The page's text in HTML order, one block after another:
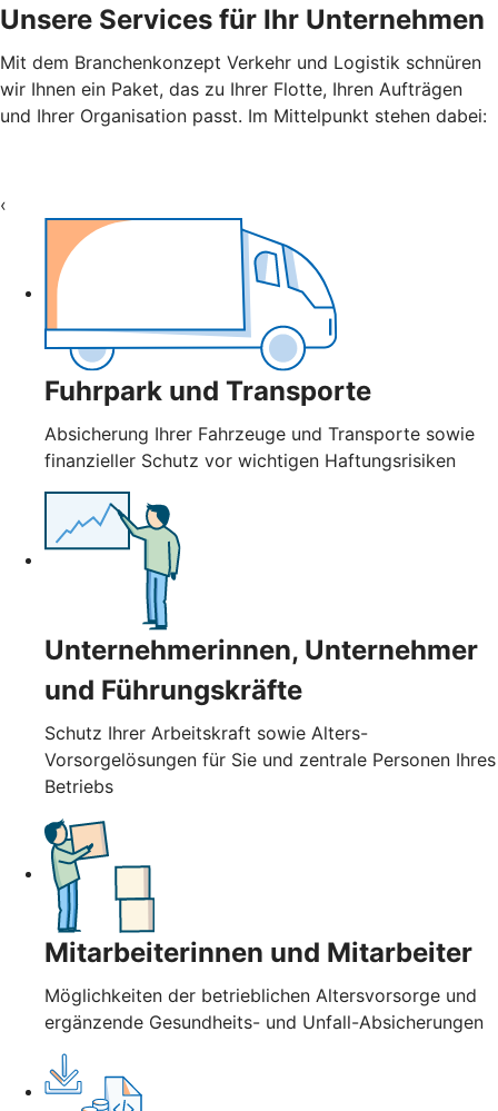
Unsere Services für Ihr Unternehmen
Mit dem Branchenkonzept Verkehr und Logistik schnüren
wir Ihnen ein Paket, das zu Ihrer Flotte, Ihren Aufträgen
und Ihrer Organisation passt. Im Mittelpunkt stehen dabei:
‹
Fuhrpark und Transporte
Absicherung Ihrer Fahrzeuge und Transporte sowie
finanzieller Schutz vor wichtigen Haftungsrisiken
Unternehmerinnen, Unternehmer
und Führungskräfte
Schutz Ihrer Arbeitskraft sowie Alters-
Vorsorgelösungen für Sie und zentrale Personen Ihres
Betriebs
Mitarbeiterinnen und Mitarbeiter
Möglichkeiten der betrieblichen Altersvorsorge und
ergänzende Gesundheits- und Unfall-Absicherungen